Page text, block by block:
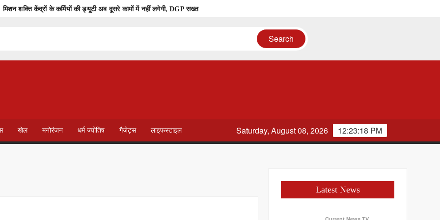
मिशन शक्ति केंद्रों के कर्मियों की ड्यूटी अब दूसरे कामों में नहीं लगेगी, DGP सख्त
की रोजी-रोटी पर संकट!
खेल मनोरंजन धर्म ज्योतिष गैजेट्स लाइफस्टाइल 12:23:18 PM
Saturday, August 08, 2026
Latest News